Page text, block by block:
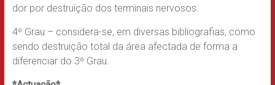
dor por destruição dos terminais nervosos.
4º Grau – considera-se, em diversas bibliografias, como
sendo destruição total da área afectada de forma a
diferenciar do 3º Grau.